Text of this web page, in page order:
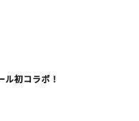
ル初コラボ！